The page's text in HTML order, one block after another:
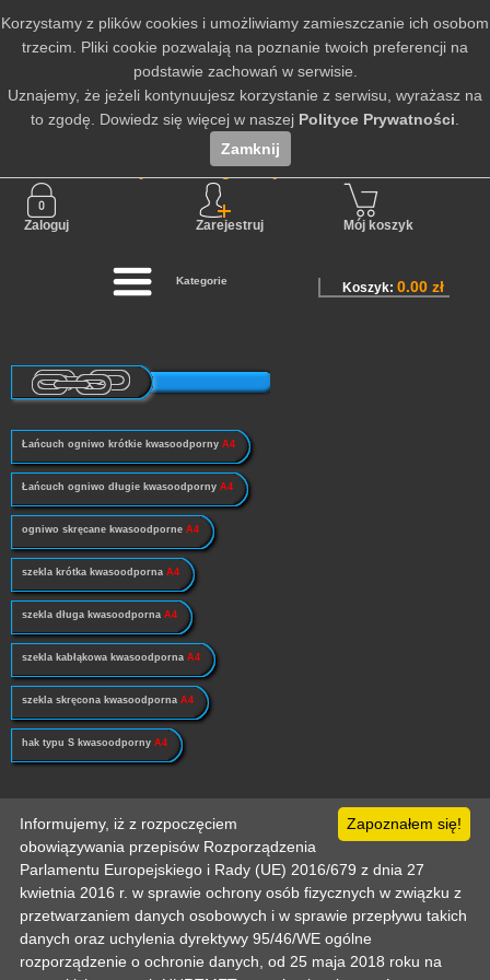
Nie jesteś zalogowany
Zaloguj Zarejestruj Mój koszyk
Kategorie
Łańcuch ogniwo krótkie kwasoodporny A4
Łańcuch ogniwo długie kwasoodporny A4
ogniwo skręcane kwasoodporne A4
szekla krótka kwasoodporna A4
szekla długa kwasoodporna A4
szekla kabłąkowa kwasoodporna A4
szekla skręcona kwasoodporna A4
hak typu S kwasoodporny A4
Strona główna Pomoc Informacje techniczne Politka prywatności
Odo
Zaloguj Mój koszyk
Copyright © 2003-2026 by :: HURTMET.PL :: Wszelkie prawa zastrzeżone
Publikowanie materiałów (w tym grafiki) tylko za zgodą HURTMET.PL
Regulamin
Koszyk:0.00 zł
Zapoznałem się!
Informujemy, iż z rozpoczęciem
obowiązywania przepisów Rozporządzenia
Parlamentu Europejskiego i Rady (UE) 2016/679 z dnia 27
kwietnia 2016 r. w sprawie ochrony osób fizycznych w związku z
przetwarzaniem danych osobowych i w sprawie przepływu takich
danych oraz uchylenia dyrektywy 95/46/WE ogólne
rozporządzenie o ochronie danych, od 25 maja 2018 roku na
Korzystamy z plików cookies i umożliwiamy zamieszczanie ich osobom
trzecim. Pliki cookie pozwalają na poznanie twoich preferencji na
podstawie zachowań w serwisie.
Uznajemy, że jeżeli kontynuujesz korzystanie z serwisu, wyrażasz na
to zgodę. Dowiedz się więcej w naszej Polityce Prywatności
Zamknij